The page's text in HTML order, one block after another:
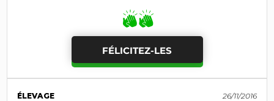
FÉLICITEZ-LES
ÉLEVAGE 26/11/2016